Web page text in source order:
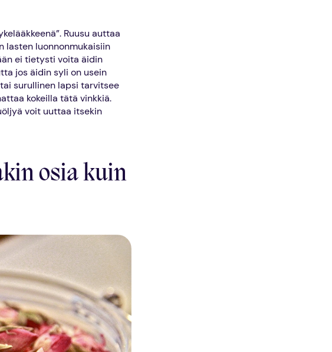
Ruusu auttaa
lasten luonnonmukaisiin
ei tietysti voita äidin
jos äidin syli on usein
surullinen lapsi tarvitsee
kokeilla tätä vinkkiä.
voit uuttaa itsekin
osia kuin